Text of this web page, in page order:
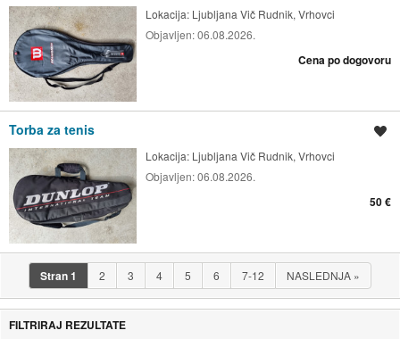
Lokacija: Ljubljana Vič Rudnik, Vrhovci
Objavljen:06.08.2026.
Cena po dogovoru
Torba za tenis
Lokacija: Ljubljana Vič Rudnik, Vrhovci
Objavljen:06.08.2026.
50 €
Stran1 2 3 4 5 6 7-12 NASLEDNJA »
FILTRIRAJ REZULTATE